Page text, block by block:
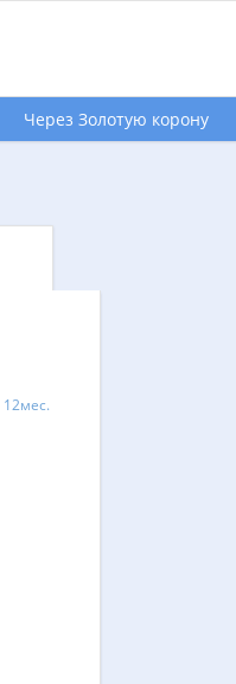
Через Золотую корону
12мес.